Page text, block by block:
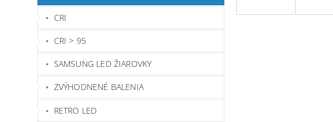
CRI
CRI > 95
SAMSUNG LED ŽIAROVKY
ZVÝHODNENÉ BALENIA
RETRO LED